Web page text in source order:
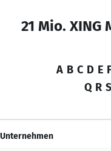
21 Mio.
A B C D E
Q R S
Unternehmen